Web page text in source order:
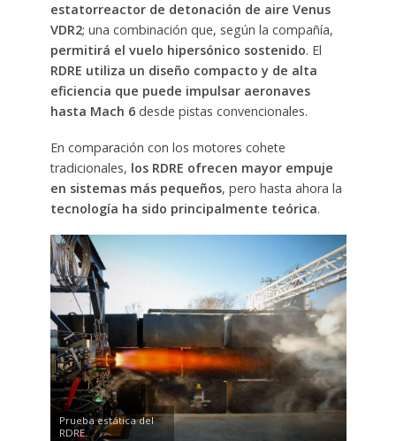
estatorreactor de detonación de aire Venus
VDR2; una combinación que, según la compañía,
permitirá el vuelo hipersónico sostenido. El
RDRE utiliza un diseño compacto y de alta
eficiencia que puede impulsar aeronaves
hasta Mach 6desde pistas convencionales.
En comparación con los motores cohete
tradicionales, los RDRE ofrecen mayor empuje
en sistemas más pequeños, pero hasta ahora la
tecnología ha sido principalmente teórica.
Prueba estática del
RDRE.